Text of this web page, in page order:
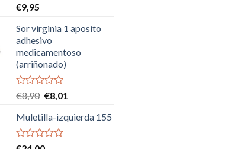
Valorado
con
0
de
5
€9,95
Sor virginia 1 aposito
adhesivo
medicamentoso
(arriñonado)
Valorado
con
0
de
5
€8,90 El
original
era:
€8,90.
€8,01
actual
Muletilla-izquierda 155
Valorado